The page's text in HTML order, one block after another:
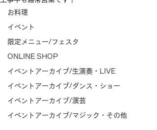
お料理
イベント
限定メニュー/フェスタ
ONLINE SHOP
イベントアーカイブ/生演奏・LIVE
イベントアーカイブ/ダンス・ショー
イベントアーカイブ/演芸
イベントアーカイブ/マジック・その他